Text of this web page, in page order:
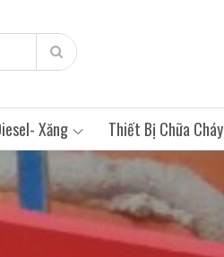
Xăng Thiết Bị Chữa Cháy